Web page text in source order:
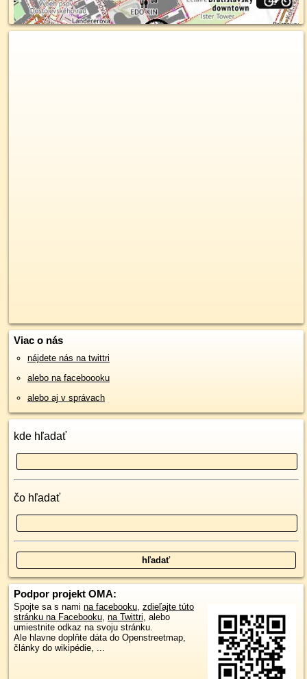
Viac o nás
nájdete nás na twittri
alebo na faceboooku
alebo aj v správach
kde hľadať
čo hľadať
Podpor projekt OMA:
Spojte sa s nami na facebooku, zdieľajte túto
stránku na Facebooku, na Twittri, alebo
umiestnite odkaz na svoju stránku.
Ale hlavne doplňte dáta do Openstreetmap,
články do wikipédie, ...